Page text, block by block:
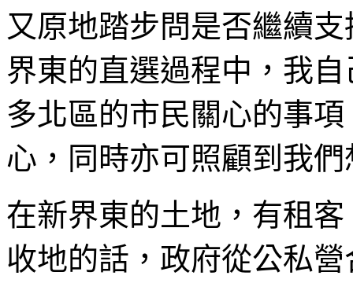
又原地踏步問是否繼續
界東的直選過程中，我
多北區的市民關心的事
心，同時亦可照顧到我
在新界東的土地，有租
收地的話，政府從公私